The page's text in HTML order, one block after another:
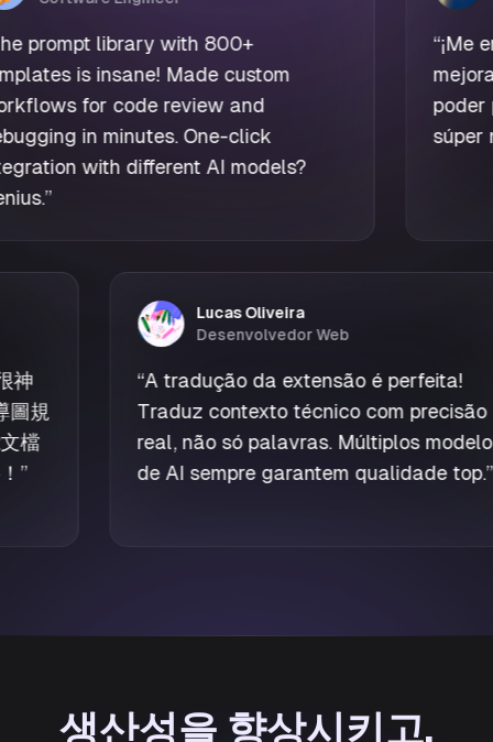
“The prompt library with 800+
templates is insane! Made custom
workflows for code review and
debugging in minutes. One-click
integration with different AI models?
Lucas Oliveira
Desenvolvedor Web
A tradução da extensão é perfeita!
Traduz contexto técnico com precisão
real, não só palavras. Múltiplos modelos
de AI sempre garantem qualidade top.”
생산성을 향상시키고,